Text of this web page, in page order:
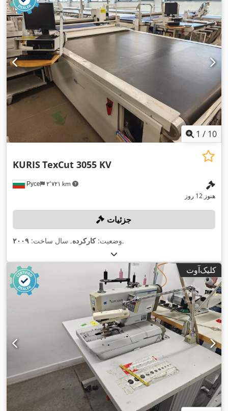
1 / 10
Русе ۲٬۷۲۱ km
KURISTexCut 3055 KV
هنوز 12 روز
جزئیات
وضعیت:کارکرده, سال ساخت: ۲۰۰۹ ,
کلیک‌آوت